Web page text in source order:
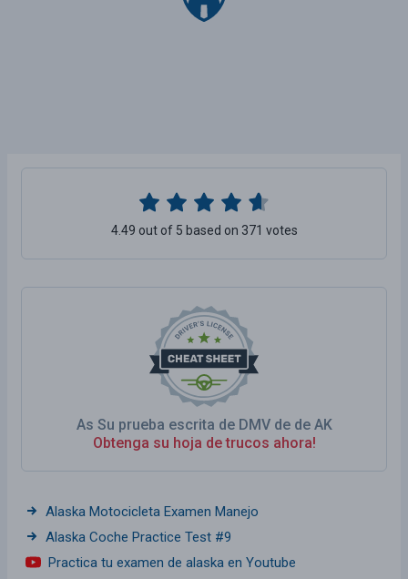
As Su prueba escrita de DMV de de AK
Obtenga su hoja de trucos ahora!
4.49 out of 5 based on 371 votes
Alaska Motocicleta Examen Manejo
Alaska Coche Practice Test #9
Practica tu examen de alaska en Youtube